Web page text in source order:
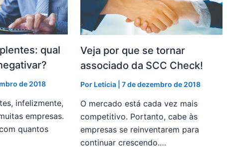
qual
de 2018
infelizmente,
empresas.
quantos
Veja por que se tornar
associado da SCC Check!
Por Letícia |7 de dezembro de 2018
O mercado está cada vez mais
competitivo. Portanto, cabe às
empresas se reinventarem para
continuar crescendo.…